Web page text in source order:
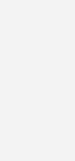
gemeinsam auf
und Veranstaltungen
klimaneutral
umsetzen.
neutralen Messen
Bereich der
weitergeben,“
sind der festen
unabhängig von
dass wir heute